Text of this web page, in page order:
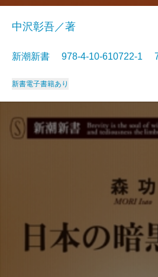
中沢彰吾／著
新潮新書 978-4-10-610722-1
新書電子書籍あり